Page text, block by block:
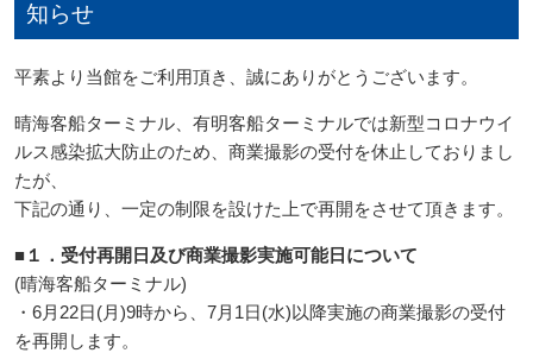
知らせ
平素より当館をご利用頂き、誠にありがとうございます。
晴海客船ターミナル、有明客船ターミナルでは新型コロナウイ
ルス感染拡大防止のため、商業撮影の受付を休止しておりまし
たが、
下記の通り、一定の制限を設けた上で再開をさせて頂きます。
■１．受付再開日及び商業撮影実施可能日について
(晴海客船ターミナル)
・6月22日(月)9時から、7月1日(水)以降実施の商業撮影の受付
を再開します。